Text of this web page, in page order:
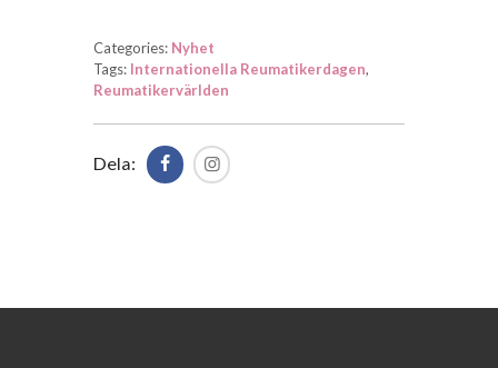
Categories: Nyhet
Tags: Internationella Reumatikerdagen,
Reumatikervärlden
Dela: